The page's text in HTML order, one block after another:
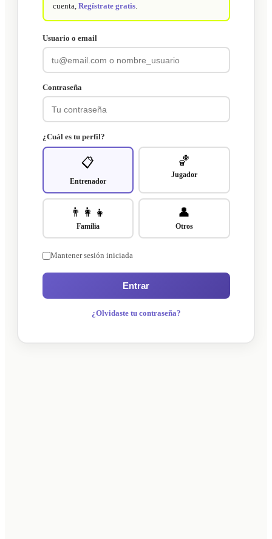
cuenta, Regístrate gratis
Usuario o email
Contraseña
¿Cuál es tu perfil?
📋
Entrenador
🏀
Jugador
👨‍👩‍👧
Familia
👤
Otros
Mantener sesión iniciada
Entrar
¿Olvidaste tu contraseña?